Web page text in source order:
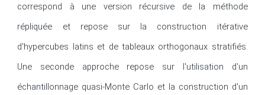
correspond à une version récursive de la méthode
répliquée et repose sur la construction itérative
d'hypercubes latins et de tableaux orthogonaux stratifiés.
Une seconde approche repose sur l'utilisation d'un
échantillonnage quasi-Monte Carlo et la construction d'un